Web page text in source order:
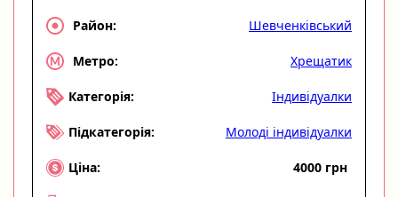
Район: Шевченківський
Метро: Хрещатик
Категорія: Індивідуалки
Підкатегорія: Молоді індивідуалки
Ціна: 4000 грн